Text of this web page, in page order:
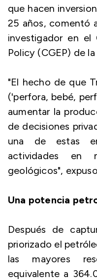
que hacen
25 años, comentó
investigador en el
Policy (CGEP) de
"El hecho de que
('perfora, bebé,
aumentar la
de decisiones
una de estas
actividades en
geológicos",
Una potencia
Después de
priorizado el
las mayores
equivalente a